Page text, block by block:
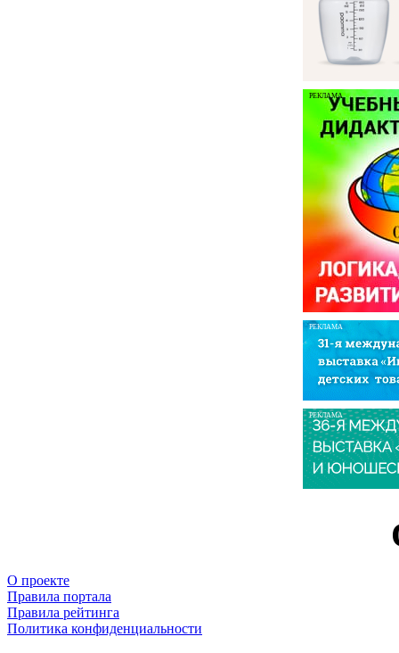
РЕКЛАМА
РЕКЛАМА
РЕКЛАМА
О проекте
Правила портала
Правила рейтинга
Политика конфиденциальности